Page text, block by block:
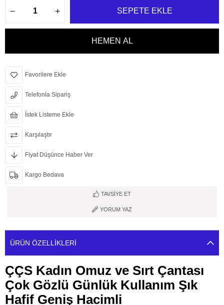
Favorilere Ekle
Telefonla Sipariş
İstek Listeme Ekle
Karşılaştır
Fiyat Düşünce Haber Ver
Kargo Bedava
TAVSIYE ET
YORUM YAZ
ÜRÜN ÖZELLIKLERI
ÇÇS Kadın Omuz ve Sırt Çantası
Çok Gözlü Günlük Kullanım Şık
Hafif Geniş Hacimli